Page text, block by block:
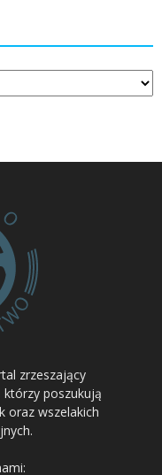
zrzeszający
poszukują
oraz wszelakich